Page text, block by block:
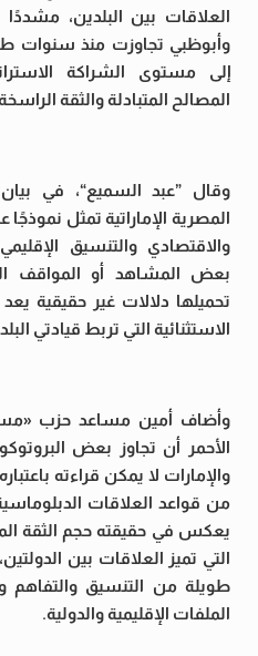
العلاقات بين البلدين،
وأبوظبي تجاوزت منذ سنوات
إلى مستوى الشراكة
المصالح المتبادلة والثقة
وقال ”عبد السميع“، في بيان
المصرية الإماراتية تمثل
والاقتصادي والتنسيق
بعض المشاهد أو المواقف
تحميلها دلالات غير حقيقية
الاستثنائية التي تربط قيادتي
وأضاف أمين مساعد حزب
الأحمر أن تجاوز بعض
والإمارات لا يمكن قراءته
من قواعد العلاقات
يعكس في حقيقته حجم الثقة
التي تميز العلاقات بين
طويلة من التنسيق
الملفات الإقليمية والدولية.